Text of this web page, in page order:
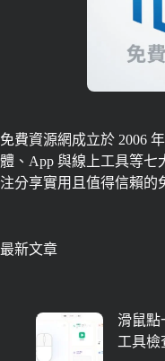
免費資源網成立於 2006
體、App 與線上工具等七
注分享實用且值得信賴的
最新文章
滑鼠點
工具檢